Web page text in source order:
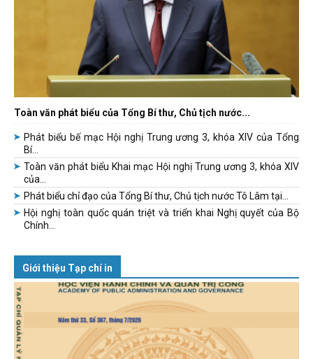
Toàn văn phát biểu của Tổng Bí thư, Chủ tịch nước...
Phát biểu bế mạc Hội nghị Trung ương 3, khóa XIV của Tổng
Bí...
Toàn văn phát biểu Khai mạc Hội nghị Trung ương 3, khóa XIV
của...
Phát biểu chỉ đạo của Tổng Bí thư, Chủ tịch nước Tô Lâm tại...
Hội nghị toàn quốc quán triệt và triển khai Nghị quyết của Bộ
Chính...
Giới thiệu Tạp chí in